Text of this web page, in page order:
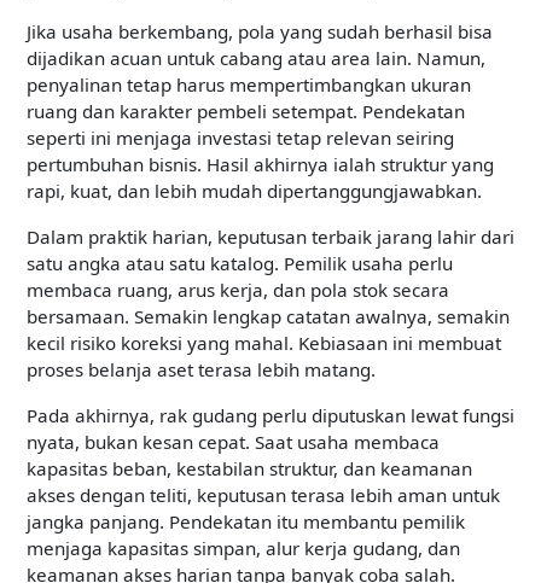
Jika usaha berkembang, pola yang sudah berhasil bisa
dijadikan acuan untuk cabang atau area lain. Namun,
penyalinan tetap harus mempertimbangkan ukuran
ruang dan karakter pembeli setempat. Pendekatan
seperti ini menjaga investasi tetap relevan seiring
pertumbuhan bisnis. Hasil akhirnya ialah struktur yang
rapi, kuat, dan lebih mudah dipertanggungjawabkan.
Dalam praktik harian, keputusan terbaik jarang lahir dari
satu angka atau satu katalog. Pemilik usaha perlu
membaca ruang, arus kerja, dan pola stok secara
bersamaan. Semakin lengkap catatan awalnya, semakin
kecil risiko koreksi yang mahal. Kebiasaan ini membuat
proses belanja aset terasa lebih matang.
Pada akhirnya, rak gudang perlu diputuskan lewat fungsi
nyata, bukan kesan cepat. Saat usaha membaca
kapasitas beban, kestabilan struktur, dan keamanan
akses dengan teliti, keputusan terasa lebih aman untuk
jangka panjang. Pendekatan itu membantu pemilik
menjaga kapasitas simpan, alur kerja gudang, dan
keamanan akses harian tanpa banyak coba salah.